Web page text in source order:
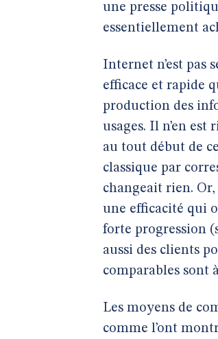
une presse
essentiellement
Internet n’est
efficace et rapide
production des
usages. Il n’en
au tout début de
classique par
changeait rien.
une efficacité qui
forte progression
aussi des clients
comparables sont
Les moyens de
comme l’ont